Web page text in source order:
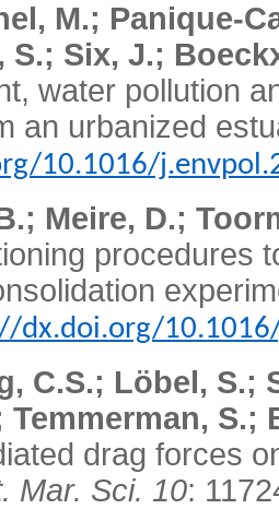
M.; Panique-
S.; Six, J.;
water pollution
an urbanized
10.1016/
Meire, D.;
procedures
dx.doi.org/
C.S.; Löbel, S.;
Temmerman, S.;
drag forces
Mar. Sci. 10: